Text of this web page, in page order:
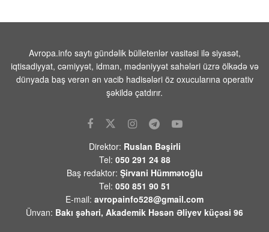
tədarük edildiyini açıqlamışdı
07 AVQUST 2026 / 8:17 1
FAA yüzlərlə Boeing 737 Max
təyyarəsində çatların yoxlanılmasını
07 AVQUST 2026 / 8:07 12
Hindistanda ildırım vurması
nəticəsində ölənlərin sayı 20-yə çatıb
07 AVQUST 2026 / 8:02 12
ABŞ prezidenti Tramp doğum hüququ
ilə vətəndaşlığa qoyulan
Avropa.info saytı gündəlik bülletenlər vasitəsi ilə siyasət,
iqtisadiyyat, cəmiyyət, idman, mədəniyyət sahələri üzrə ölkədə və
dünyada baş verən ən vacib hadisələri öz oxucularına operativ
şəkildə çatdırır.
Direktor: Ruslan Bəşirli
Tel: 050 291 24 88
Baş redaktor: Şirvani Hümmətoğlu
Tel: 050 851 90 51
E-mail: avropainfo528@gmail.com
Ünvan: Bakı şəhəri, Akademik Həsən Əliyev küçəsi 96